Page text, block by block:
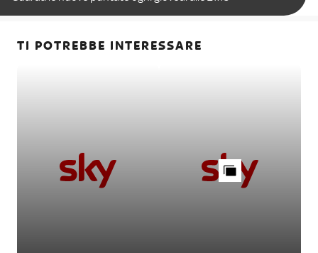
TI POTREBBE INTERESSARE